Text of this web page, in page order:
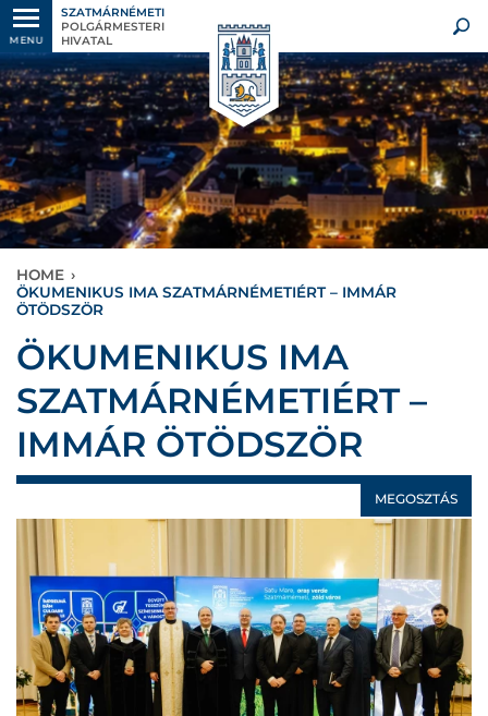
MENU
SZATMÁRNÉMETI
POLGÁRMESTERI
HIVATAL
HOME ›
ÖKUMENIKUS IMA SZATMÁRNÉMETIÉRT – IMMÁR
ÖTÖDSZÖR
ÖKUMENIKUS IMA
SZATMÁRNÉMETIÉRT –
IMMÁR ÖTÖDSZÖR
MEGOSZTÁS